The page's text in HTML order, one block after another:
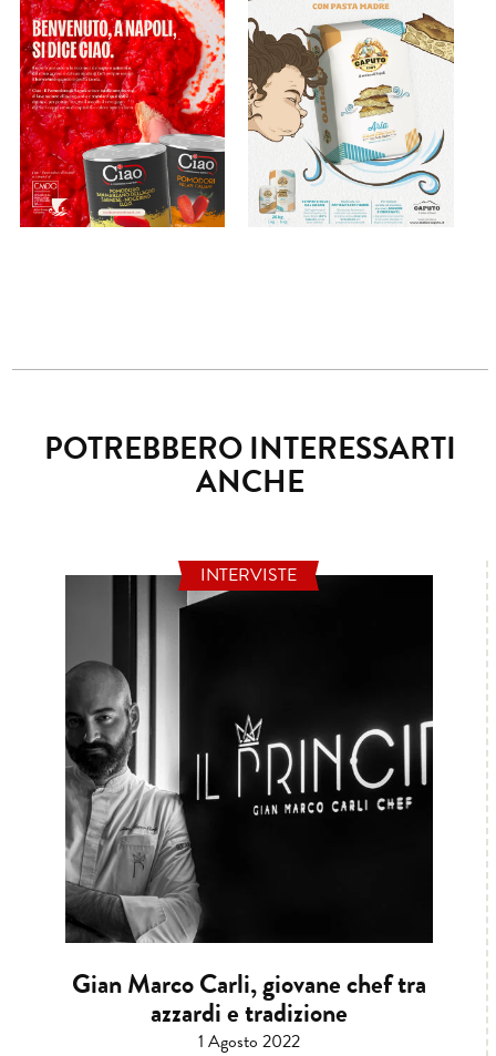
POTREBBERO INTERESSARTI
ANCHE
INTERVISTE
Gian Marco Carli, giovane chef tra
azzardi e tradizione
1 Agosto 2022